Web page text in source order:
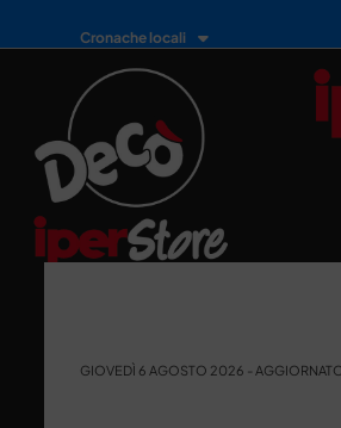
Cronache locali
GIOVEDÌ 6 AGOSTO 2026 -